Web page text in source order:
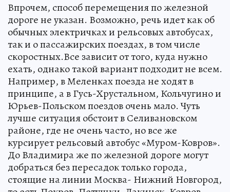
Впрочем, способ перемещения по железной
дороге не указан. Возможно, речь идет как об
обычных электричках и рельсовых автобусах,
так и о пассажирских поездах, в том числе
скоростных.Все зависит от того, куда нужно
ехать, однако такой вариант подходит не всем.
Например, в Меленках поезда не ходят в
принципе, а в Гусь-Хрустальном, Кольчугино и
Юрьев-Польском поездов очень мало. Чуть
лучше ситуация обстоит в Селивановском
районе, где не очень часто, но все же
курсирует рельсовый автобус «Муром-Ковров».
До Владимира же по железной дороге могут
добраться без пересадок только города,
стоящие на линии Москва- Нижний Новгород,